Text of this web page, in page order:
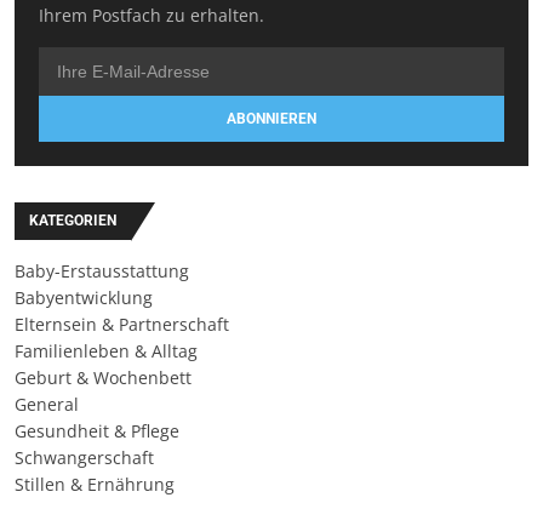
Ihrem Postfach zu erhalten.
ABONNIEREN
KATEGORIEN
Baby-Erstausstattung
Babyentwicklung
Elternsein & Partnerschaft
Familienleben & Alltag
Geburt & Wochenbett
General
Gesundheit & Pflege
Schwangerschaft
Stillen & Ernährung